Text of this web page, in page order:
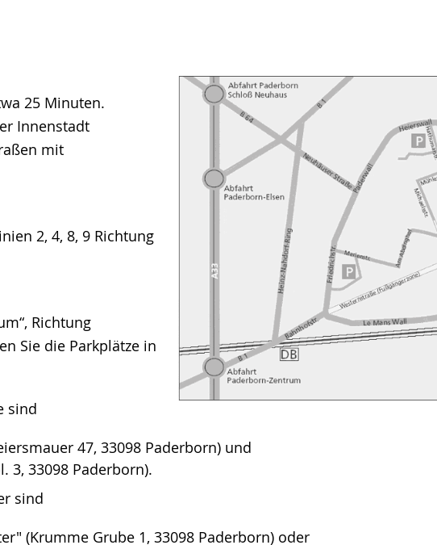
25 Minuten.
Innenstadt
mit
2, 4, 8, 9 Richtung
Richtung
Sie die Parkplätze in
sind
47, 33098 Paderborn) und
3, 33098 Paderborn).
sind
(Krumme Grube 1, 33098 Paderborn) oder